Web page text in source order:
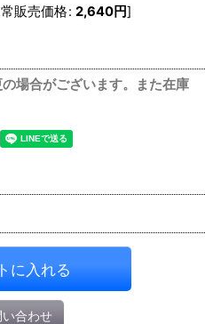
販売価格: 2,640円]
場合がございます。また在庫
に入れる
い合わせ